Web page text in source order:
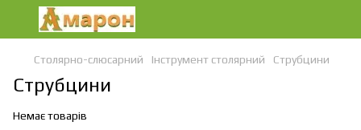
Столярно-слюсарний Інструмент столярний Струбцини
Струбцини
Немає товарів